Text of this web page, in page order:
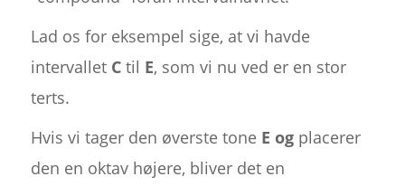
Lad os for eksempel sige, at vi havde
intervallet Ctil E, som vi nu ved er en stor
terts.
Hvis vi tager den øverste tone E ogplacerer
den en oktav højere, bliver det en